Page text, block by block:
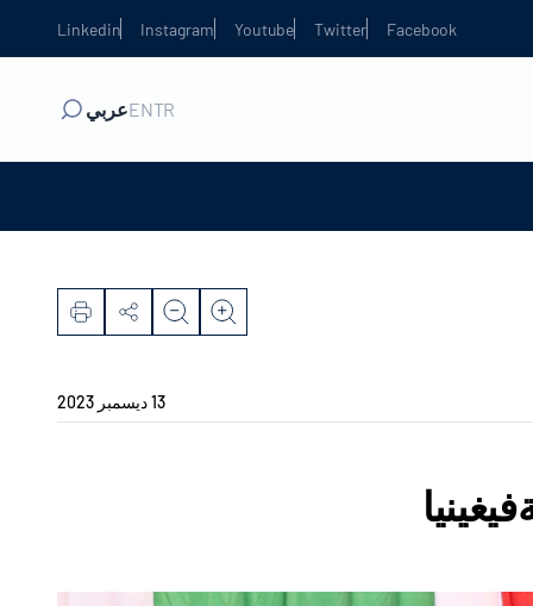
Facebook
Twitter
Youtube
Instagram
Linkedin
TR
ENعربي
13 ديسمبر 2023